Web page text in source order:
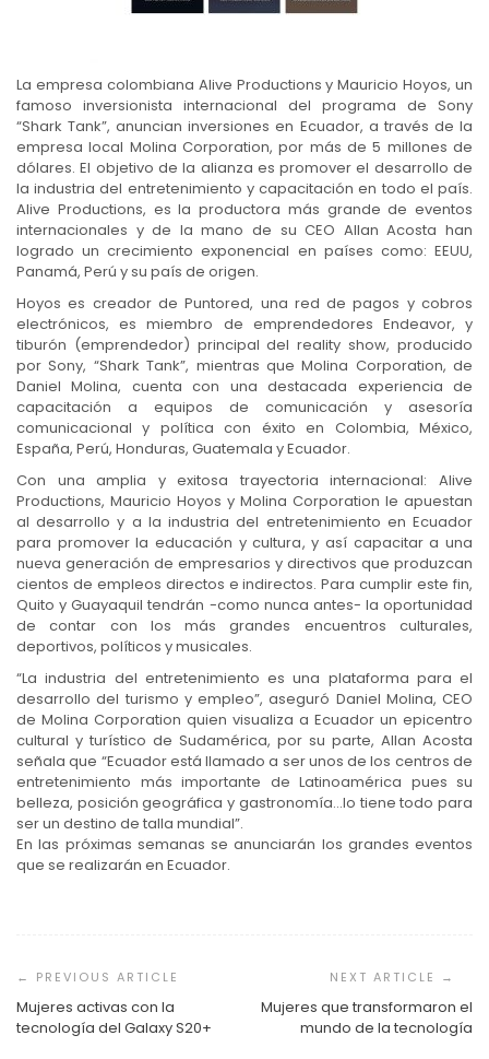
La empresa colombiana Alive Productions y Mauricio Hoyos, un
famoso inversionista internacional del programa de Sony
“Shark Tank”, anuncian inversiones en Ecuador, a través de la
empresa local Molina Corporation, por más de 5 millones de
dólares. El objetivo de la alianza es promover el desarrollo de
la industria del entretenimiento y capacitación en todo el país.
Alive Productions, es la productora más grande de eventos
internacionales y de la mano de su CEO Allan Acosta han
logrado un crecimiento exponencial en países como: EEUU,
Panamá, Perú y su país de origen.
Hoyos es creador de Puntored, una red de pagos y cobros
electrónicos, es miembro de emprendedores Endeavor, y
tiburón (emprendedor) principal del reality show, producido
por Sony, “Shark Tank”, mientras que Molina Corporation, de
Daniel Molina, cuenta con una destacada experiencia de
capacitación a equipos de comunicación y asesoría
comunicacional y política con éxito en Colombia, México,
España, Perú, Honduras, Guatemala y Ecuador.
Con una amplia y exitosa trayectoria internacional: Alive
Productions, Mauricio Hoyos y Molina Corporation le apuestan
al desarrollo y a la industria del entretenimiento en Ecuador
para promover la educación y cultura, y así capacitar a una
nueva generación de empresarios y directivos que produzcan
cientos de empleos directos e indirectos. Para cumplir este fin,
Quito y Guayaquil tendrán -como nunca antes- la oportunidad
de contar con los más grandes encuentros culturales,
deportivos, políticos y musicales.
“La industria del entretenimiento es una plataforma para el
desarrollo del turismo y empleo”, aseguró Daniel Molina, CEO
de Molina Corporation quien visualiza a Ecuador un epicentro
cultural y turístico de Sudamérica, por su parte, Allan Acosta
señala que “Ecuador está llamado a ser unos de los centros de
entretenimiento más importante de Latinoamérica pues su
belleza, posición geográfica y gastronomía…lo tiene todo para
ser un destino de talla mundial”.
En las próximas semanas se anunciarán los grandes eventos
que se realizarán en Ecuador.
de
entradas
Mujeres activas con la
tecnología del Galaxy S20+
Mujeres que transformaron el
mundo de la tecnología